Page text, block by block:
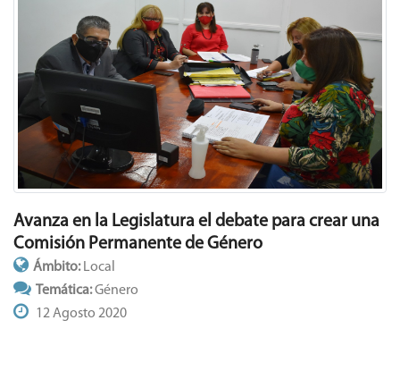
Avanza en la Legislatura el debate para crear una
Comisión Permanente de Género
Ámbito: Local
Temática:Género
12 Agosto 2020